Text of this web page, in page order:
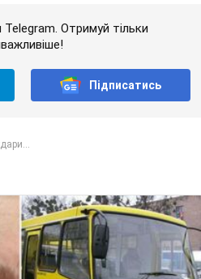
конфлікт,
мовою у маршрутці:
Відео